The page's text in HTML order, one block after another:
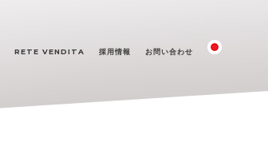
RETE VENDITA 採用情報 お問い合わせ